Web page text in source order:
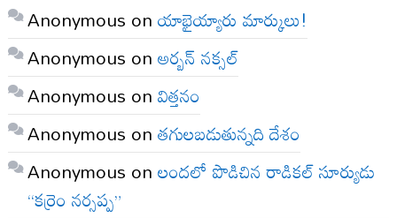
Anonymous onయాభైయ్యారు మార్కులు!
Anonymous onఅర్బన్ నక్సల్
Anonymous onవిత్తనం
Anonymous onతగులబడుతున్నది దేశం
Anonymous onలందలో పొడిచిన రాడికల్ సూర్యుడు
“కర్రెం నర్సప్ప”